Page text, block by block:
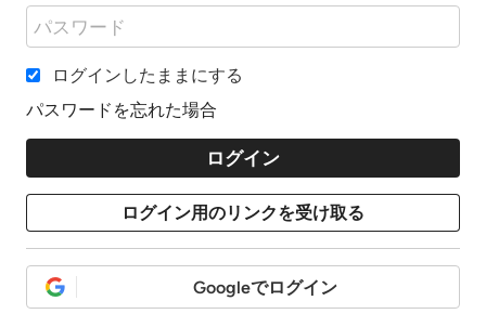
ログインしたままにする
パスワードを忘れた場合
Googleでログイン